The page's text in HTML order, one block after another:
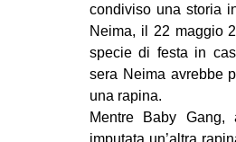
condiviso una storia
Neima, il 22 maggio
specie di festa in
sera Neima avrebbe
una rapina.
Mentre Baby
imputata un’altra